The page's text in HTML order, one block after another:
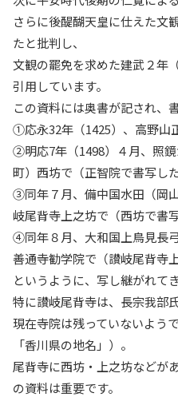
さらに後醍醐天皇に仕えた文
たと批判し、
文観の罷免を求めた建武２年
引用しています。
この資料には奥書が記され、
①応永32年（1425）、高野山
②明応7年（1498）４月、照
町）西坊で（正智院で書写し
③同年７月、備中国水田（岡
岐尾背寺上之坊で（西坊で書
④同年８月、大和国上鳥見長
善通寺勧学院で（讃岐尾背寺
というように、写し継がれて
特に讃岐尾背寺は、長宗我部
現在寺院は残っていないよ
「香川県の地名」）。
尾背寺に西坊・上之坊などが
の資料は重要です。